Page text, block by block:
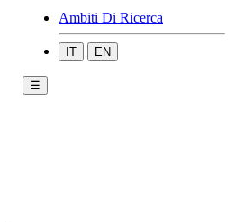
Ambiti Di Ricerca
IT EN
☰